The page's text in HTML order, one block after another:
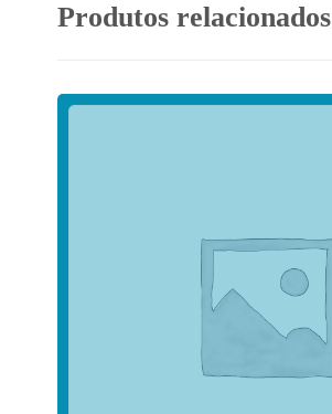
Produtos relacionados